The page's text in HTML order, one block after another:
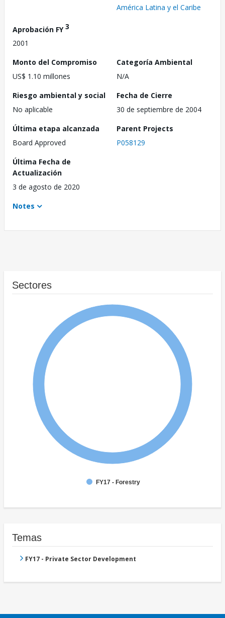
América Latina y el Caribe
Aprobación FY3
2001
Monto del Compromiso
US$ 1.10 millones
Categoría Ambiental
N/A
Riesgo ambiental y social
No aplicable
Fecha de Cierre
30 de septiembre de 2004
Última etapa alcanzada
Board Approved
Parent Projects
P058129
Última Fecha de
Actualización
3 de agosto de 2020
Notes
Sectores
FY17 - Forestry
Temas
FY17 - Private Sector Development